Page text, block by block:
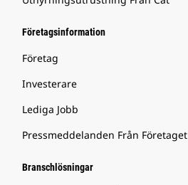
Företagsinformation
Företag
Investerare
Lediga Jobb
Pressmeddelanden Från Företaget
Branschlösningar